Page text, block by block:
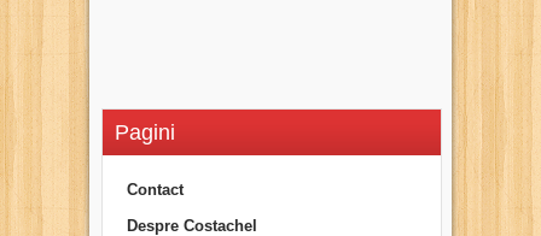
Pagini
Contact
Despre Costachel